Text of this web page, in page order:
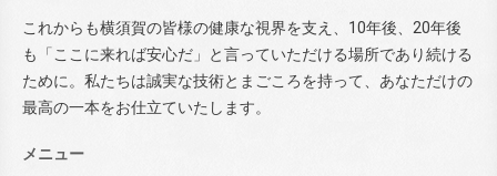
これからも横須賀の皆様の健康な視界を支え、10年後、20年後
も「ここに来れば安心だ」と言っていただける場所であり続ける
ために。私たちは誠実な技術とまごころを持って、あなただけの
最高の一本をお仕立ていたします。
メニュー